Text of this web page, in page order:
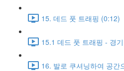
15. 데드 풋 트래핑 (0:12)
15.1 데드 풋 트래핑 - 경
16. 발로 쿠셔닝하여 공간